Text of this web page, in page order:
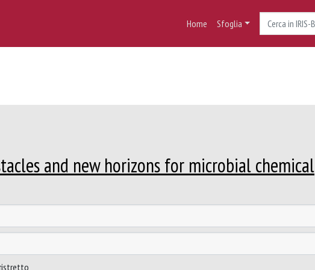
Home Sfoglia
and new horizons for microbial chemical